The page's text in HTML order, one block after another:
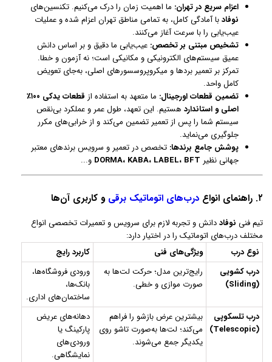
اعزام سریع در تهران: ما اهمیت زمان را درک می‌کنیم. تکنسین‌های
نوفادبا آمادگی کامل، به تمامی مناطق تهران اعزام شده و عملیات
عیب‌یابی را با سرعت آغاز می‌کنند.
تشخیص مبتنی بر تخصص: عیب‌یابی ما دقیق و بر اساس دانش
عمیق سیستم‌های الکترونیکی و مکانیکی است؛ نه آزمون و خطا.
تمرکز بر تعمیر بردها و میکروپروسسورهای اصلی، به‌جای تعویض
کامل واحد.
تضمین قطعات اورجینال: ما متعهد به استفاده از
قطعات یدکی ۱۰۰٪
اصلی و استاندارد هستیم. این تعهد، طول عمر و عملکرد بی‌نقص
سیستم شما را پس از تعمیر تضمین می‌کند و از خرابی‌های مکرر
جلوگیری می‌نماید.
پوشش جامع برندها: تخصص در تعمیر و سرویس برندهای معتبر
جهانی نظیر DORMA، KABA، LABEL، BFT و...
۲. راهنمای انواع درب‌های اتوماتیک برقی و کاربری آن‌ها
تیم فنی نوفاددانش و تجربه لازم برای سرویس و تعمیرات تخصصی انواع
مختلف درب‌های اتوماتیک را در اختیار دارد:
نوع درب
ویژگی‌های فنی
کاربرد رایج
درب کشویی
(Sliding)
رایج‌ترین مدل؛ حرکت لت‌ها به
صورت موازی و خطی.
ورودی فروشگاه‌ها،
بانک‌ها،
ساختمان‌های اداری.
درب تلسکوپی
(Telescopic)
بیشترین عرض بازشو را فراهم
می‌کند؛ لت‌ها به‌صورت تاشو روی
یکدیگر جمع می‌شوند.
دهانه‌های عریض
پارکینگ یا
ورودی‌های
نمایشگاهی.